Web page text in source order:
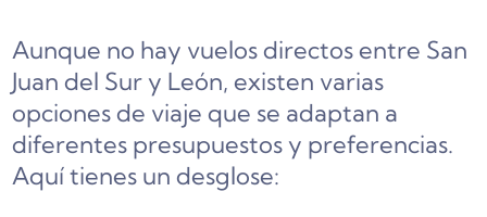
Aunque no hay vuelos directos entre San
Juan del Sur y León, existen varias
opciones de viaje que se adaptan a
diferentes presupuestos y preferencias.
Aquí tienes un desglose: